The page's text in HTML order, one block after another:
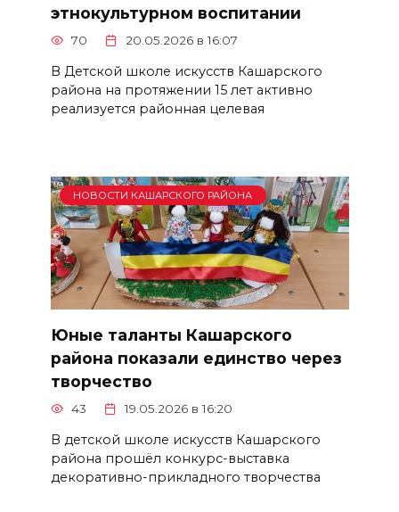
этнокультурном воспитании
70 20.05.2026 в 16:07
В Детской школе искусств Кашарского
района на протяжении 15 лет активно
реализуется районная целевая
НОВОСТИ КАШАРСКОГО РАЙОНА
Юные таланты Кашарского
района показали единство через
творчество
43 19.05.2026 в 16:20
В детской школе искусств Кашарского
района прошёл конкурс-выставка
декоративно-прикладного творчества